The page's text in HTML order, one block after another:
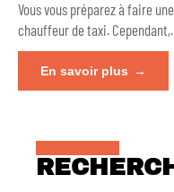
Vous vous préparez à faire
chauffeur de taxi. Cependant,
En savoir plus